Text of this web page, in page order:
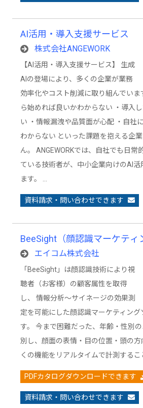
AI活用・導入支援サービス
株式会社ANGEWORK
【AI活用・導入支援サービス】 生成
AIの登場により、多くの企業が業務
効率化やコスト削減に取り組んでいま
ら始めれば良いかわからない ・導入
い ・情報漏洩や品質面が心配 ・自社
わからない といった課題を抱える企
ん。 ANGEWORKでは、自社でも日常
ている技術者が、中小企業向けのAI活
ます。 …
資料請求・問い合わせできます
BeeSight（顔認識マーケティ
エイコム株式会社
「BeeSight」は顔認識技術により視
聴者（お客様）の顧客属性を取得
し、 情報分析～サイネージの効果測
定を可能にした顔認識マーケティング
す。 今まで困難だった、年齢・性別
別し、顔面の表情・目の位置・頭の
くの機能をリアルタイムで計測するこ
PDFカタログダウンロードできます
資料請求・問い合わせできます